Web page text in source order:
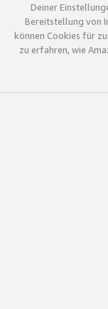
Deiner
Bereitstellung von
können Cookies für
zu erfahren, wie